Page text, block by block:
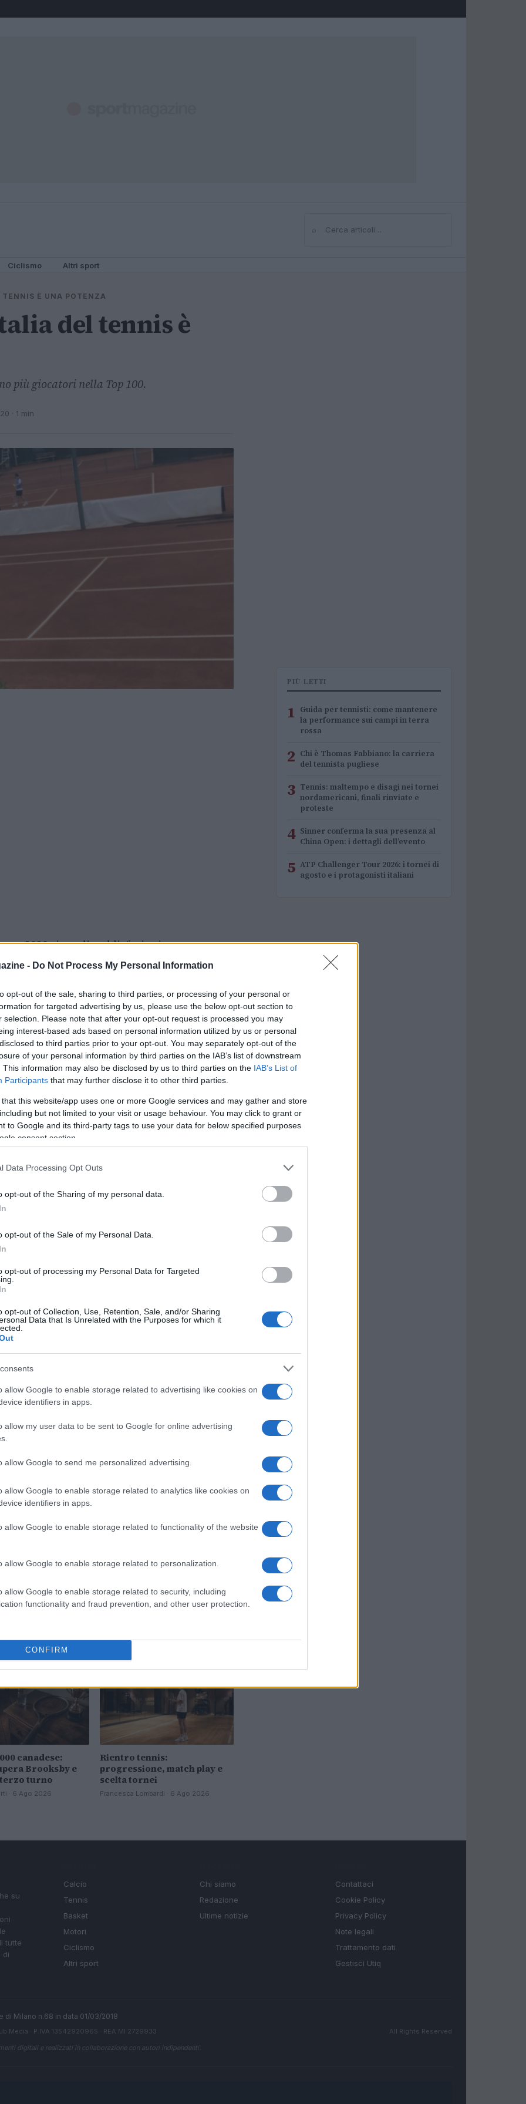
- Do Not Process My Personal Information
opt-out of the sale, sharing to third parties, or processing of your personal or
for targeted advertising by us, please use the below opt-out section to
selection. Please note that after your opt-out request is processed you may
interest-based ads based on personal information utilized by us or personal
to third parties prior to your opt-out. You may separately opt-out of the
of your personal information by third parties on the IAB’s list of downstream
This information may also be disclosed by us to third parties on the IAB’s List of
Participants that may further disclose it to other third parties.
that this website/app uses one or more Google services and may gather and store
but not limited to your visit or usage behaviour. You may click to grant or
to Google and its third-party tags to use your data for below specified purposes
consent section.
Data Processing Opt Outs
opt-out of the Sharing of my personal data.
opt-out of the Sale of my Personal Data.
opt-out of processing my Personal Data for Targeted
opt-out of Collection, Use, Retention, Sale, and/or Sharing
Data that Is Unrelated with the Purposes for which it
allow Google to enable storage related to advertising like cookies on
identifiers in apps.
allow my user data to be sent to Google for online advertising
allow Google to send me personalized advertising.
allow Google to enable storage related to analytics like cookies on
identifiers in apps.
allow Google to enable storage related to functionality of the website
allow Google to enable storage related to personalization.
allow Google to enable storage related to security, including
functionality and fraud prevention, and other user protection.
CONFIRM
⌕Cerca
Ciclismo Altri sport
È UNA POTENZA
del tennis è
più giocatori nella Top 100.
· 1 min
un 2020 ricco di soddisfazioni.
che per il secondo anno di fila chiude
nella Top 100. Di azzurri
ben otto giocatori. Solo Francia (11),
(numero 10), Fabio Fognini (17),
Stefano Travaglia (74), Salvatore Caruso
Mager (99).
canadese:
Brooksby e
turno
· 6 Ago 2026
Rientro tennis:
progressione, match play e
scelta tornei
Francesca Lombardi · 6 Ago 2026
PIÙ LETTI
1 Guida per tennisti: come mantenere
la performance sui campi in terra
rossa
2 Chi è Thomas Fabbiano: la carriera
del tennista pugliese
3 Tennis: maltempo e disagi nei tornei
nordamericani, finali rinviate e
proteste
4 Sinner conferma la sua presenza al
China Open: i dettagli dell’evento
5 ATP Challenger Tour 2026: i tornei di
agosto e i protagonisti italiani
su
tutte
di
Calcio
Tennis
Basket
Motori
Ciclismo
Altri sport
Chi siamo
Redazione
Ultime notizie
Contattaci
Cookie Policy
Privacy Policy
Note legali
Trattamento dati
Gestisci Utiq
Milano n.68 in data 01/03/2018
Media · P.IVA 13542920965 · REA MI 2729933
All Rights Reserved
digitali e realizzati in collaborazione con autori indipendenti.